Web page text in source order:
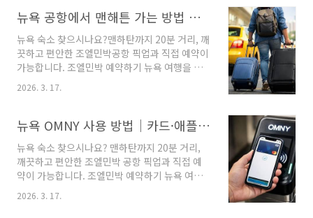
뉴욕 공항에서 맨해튼 가는 방법 총정리｜JFK, 라과디아, 뉴어크 공항별 이동 방법 비교
뉴욕 숙소 찾으시나요?맨하탄까지 20분 거리, 깨
끗하고 편안한 조엘민박공항 픽업과 직접 예약이
가능합니다. 조엘민박 예약하기 뉴욕 여행을 준
비할 때 가장 많이 검색하는 정보 중 하나가 바로
공항에서 맨해튼까지 어떻게 이동하느냐 입니다.
(LGA), 뉴어크(EWR)로 나뉘어 있고, 어느 공항
니다.이 글에서는 뉴욕 공항 → 맨해튼 이동 방법
을 공항별로 나누어 가장 쉽게 정리해드리겠습니
다.아래 순서대로 보시면 내 도착 공항에 맞는 이
동 방법을 훨씬 쉽게 고르실 수 있습니다.1. 먼저
2026. 3. 17.
뉴욕 OMNY 사용 방법｜카드·애플페이 사용법, 지하철과 버스 결제, 무료 환승, 주간 페어캡, 실수하기 쉬운 포인트까지
뉴욕 숙소 찾으시나요? 맨하탄까지 20분 거리,
깨끗하고 편안한 조엘민박 공항 픽업과 직접 예
약이 가능합니다. 조엘민박 예약하기 뉴욕 여행
을 준비하다 보면 요즘 가장 자주 보이는 교통 결
제 단어가 바로 OMNY입니다.예전에는 메트로카
2026. 3. 17.